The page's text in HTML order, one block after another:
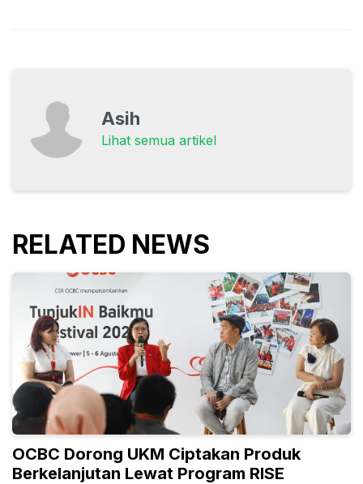
Asih
Lihat semua artikel
RELATED NEWS
OCBC Dorong UKM Ciptakan Produk
Berkelanjutan Lewat Program RISE